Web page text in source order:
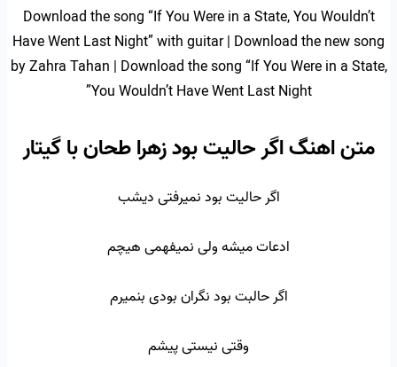
Download the song “If You Were in a State, You Wouldn’t
Have Went Last Night” with guitar | Download the new song
by Zahra Tahan | Download the song “If You Were in a State,
You Wouldn’t Have Went Last Night”
متن اهنگ اگر حالیت بود زهرا طحان با گیتار
اگر حالیت بود نمیرفتی دیشب
ادعات میشه ولی نمیفهمی هیچم
اگر حالبت بود نگران بودی بنمیرم
وقتی نیستی پیشم